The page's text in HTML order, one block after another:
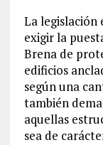
La legislación
exigir la
Brena de
edificios
según una
también
aquellas
sea de